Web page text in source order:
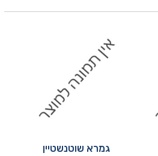
גמרא שוטנשטיין